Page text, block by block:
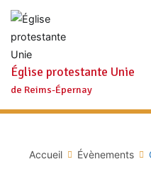
Aller
contenu
Église protestante Unie
de Reims-Épernay
Accueil Évènements